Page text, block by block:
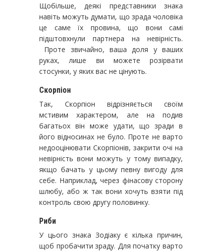
Щобільше, деякі представники знака
навіть можуть думати, що зрада чоловіка
це саме їх провина, що вони самі
підштовхнули партнера на невірність.
Проте звичайно, ваша доля у ваших
руках, лише ви можете розірвати
стосунки, у яких вас не цінують.
Скорпіон
Так, Скорпіон відрізняється своїм
мстивим характером, але на подив
багатьох він може удати, що зради в
його відносинах не було. Проте не варто
недооцінювати Скорпіонів, закрити очі на
невірність вони можуть у тому випадку,
якщо бачать у цьому певну вигоду для
себе. Наприклад, через фінасову сторону
шлюбу, або ж так вони хочуть взяти під
контроль свою другу половинку.
Риби
У цього знака Зодіаку є кілька причин,
щоб пробачити зраду. Для початку варто